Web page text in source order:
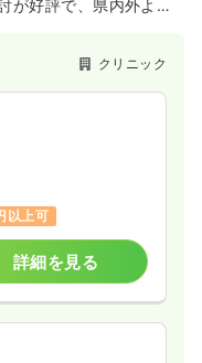
が好評で、県内外より
は殆どない。院内Wi-fi
、退職金制度あり。
クリニック
以上可
詳細を見る